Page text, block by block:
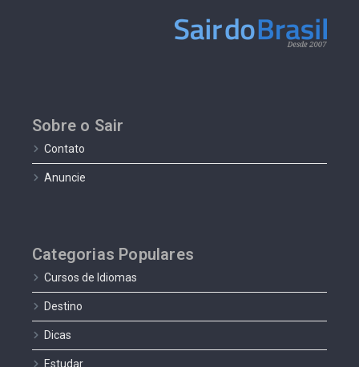
Sobre o Sair
Contato
Anuncie
Categorias Populares
Cursos de Idiomas
Destino
Dicas
Estudar